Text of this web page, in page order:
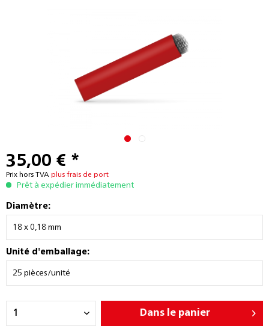
35,00 € *
Prix hors TVA plus frais de port
Prêt à expédier immédiatement
Diamètre:
Unité d'emballage:
Dans le panier